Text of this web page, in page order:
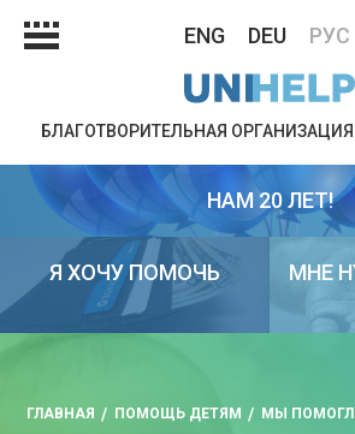
ENG DEU РУС
БЛАГОТВОРИТЕЛЬНАЯ
НАМ 20 ЛЕТ!
Я ХОЧУ ПОМОЧЬ МНЕ
ГЛАВНАЯ ПОМОЩЬ ДЕТЯМ МЫ